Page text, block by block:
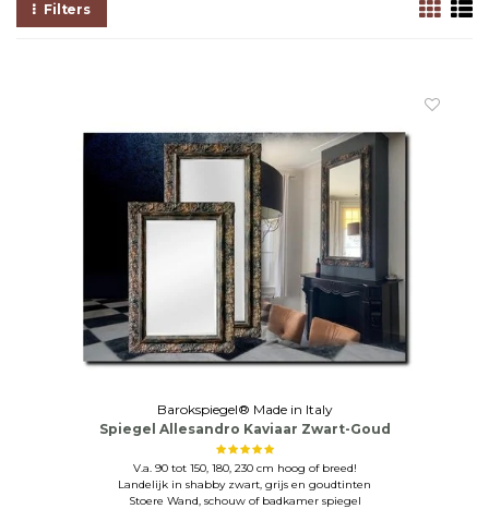
Filters
Barokspiegel® Made in Italy
Spiegel Allesandro Kaviaar Zwart-Goud
V.a. 90 tot 150, 180, 230 cm hoog of breed!
Landelijk in shabby zwart, grijs en goudtinten
Stoere Wand, schouw of badkamer spiegel